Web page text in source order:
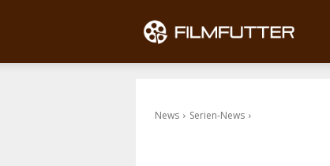
News Serien-News